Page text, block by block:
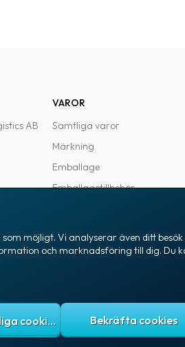
AB
VAROR
Samtliga varor
Märkning
Emballage
Emballagetillbehör
Cookies
möjligt. Vi analyserar även ditt
och marknadsföring till dig. Du
Endast nödvändiga cookies